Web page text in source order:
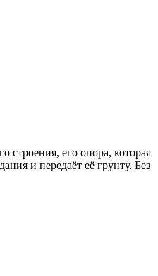
его опора, которая
и передаёт её грунту. Без